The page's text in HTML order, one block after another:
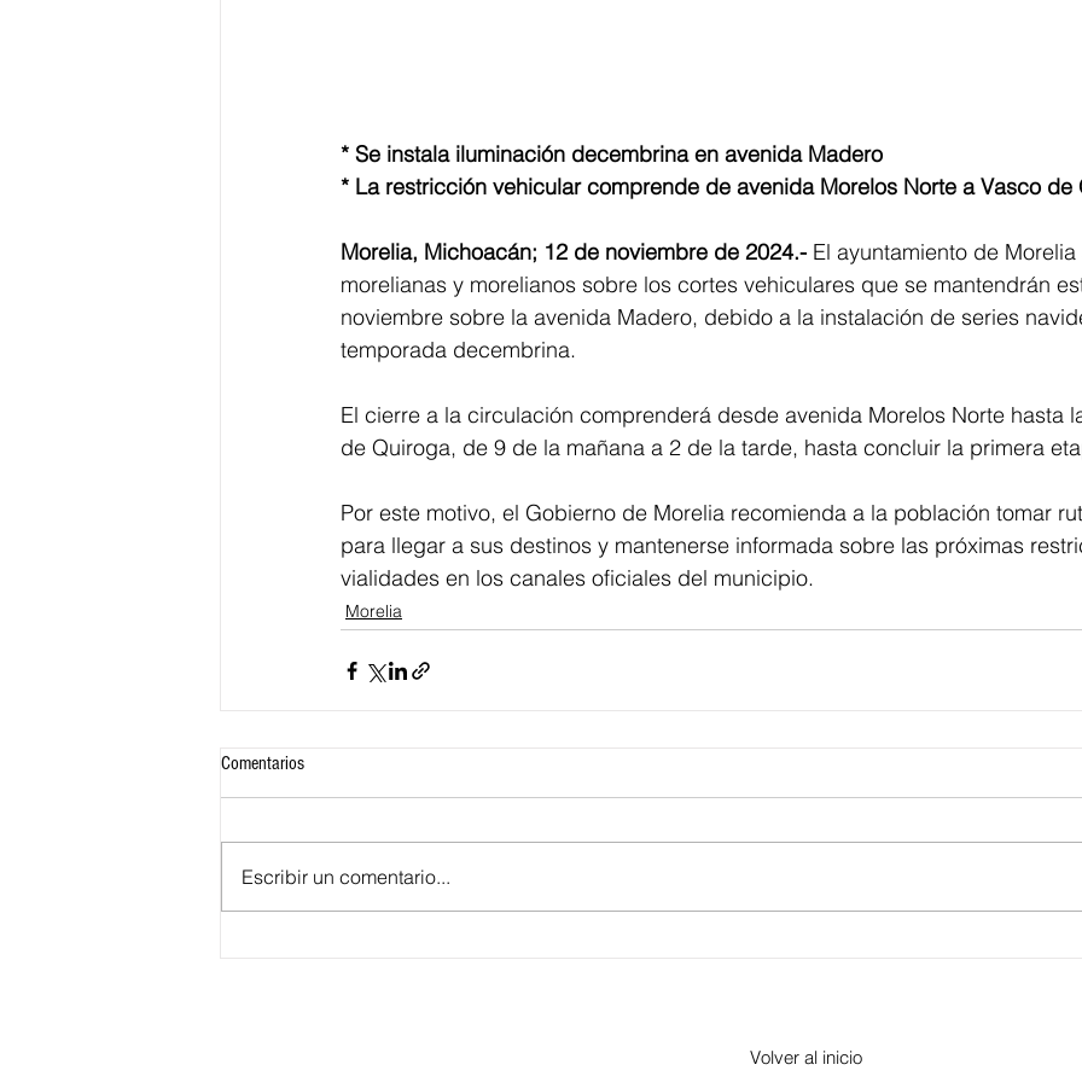
* Se instala iluminación decembrina en avenida Madero
* ⁠La restricción vehicular comprende de avenida Morelos Norte a Vasco de
Morelia, Michoacán; 12 de noviembre de 2024.- El ayuntamiento de
morelianas y morelianos sobre los cortes vehiculares que se mantendrán
noviembre sobre la avenida Madero, debido a la instalación de series
temporada decembrina.
El cierre a la circulación comprenderá desde avenida Morelos Norte hasta
de Quiroga, de 9 de la mañana a 2 de la tarde, hasta concluir la primera
Por este motivo, el Gobierno de Morelia recomienda a la población tomar
para llegar a sus destinos y mantenerse informada sobre las próximas
vialidades en los canales oficiales del municipio.
Morelia
Comentarios
Escribir un comentario...
Volver al inicio